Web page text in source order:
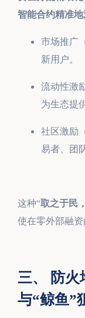
智能合约精准地
市场推广
新用户。
流动性激
为生态提
社区激励
易者、团
这种“取之于民
使在零外部融资
三、 防火
与“鲸鱼”